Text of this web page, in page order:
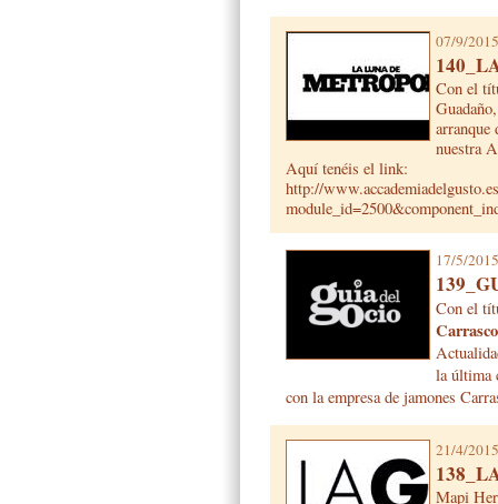
07/9/2015
Con el
arranque
nuestra
Aquí tenéis el link:
http://
17/5/2015
Con el
la última
con la empresa de jamones
21/4/2015
Mapi